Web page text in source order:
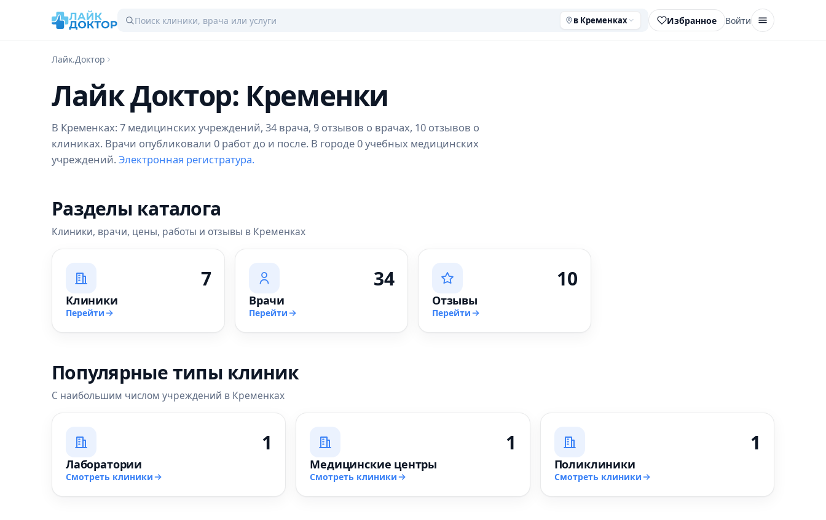
в Кременках Избранное Войти
Лайк.Доктор
Лайк Доктор: Кременки
В Кременках: 7 медицинских учреждений, 34 врача, 9 отзывов о врачах, 10 отзывов о
клиниках. Врачи опубликовали 0 работ до и после. В городе 0 учебных медицинских
учреждений. Электронная регистратура.
Разделы каталога
Клиники, врачи, цены, работы и отзывы в Кременках
7
Клиники
Перейти
34
Врачи
Перейти
10
Отзывы
Перейти
Популярные типы клиник
С наибольшим числом учреждений в Кременках
1
Лаборатории
Смотреть клиники
1
Медицинские центры
Смотреть клиники
1
Поликлиники
Смотреть клиники